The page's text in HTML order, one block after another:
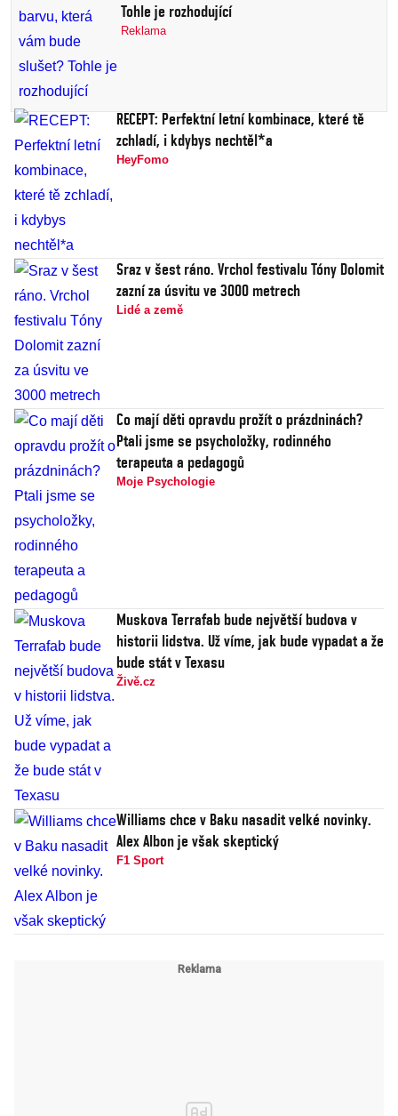
Tohle je rozhodující
Reklama
RECEPT: Perfektní letní kombinace, které tě
zchladí, i kdybys nechtěl*a
HeyFomo
Sraz v šest ráno. Vrchol festivalu Tóny Dolomit
zazní za úsvitu ve 3000 metrech
Lidé a země
Co mají děti opravdu prožít o prázdninách?
Ptali jsme se psycholožky, rodinného
terapeuta a pedagogů
Moje Psychologie
Muskova Terrafab bude největší budova v
historii lidstva. Už víme, jak bude vypadat a že
bude stát v Texasu
Živě.cz
Williams chce v Baku nasadit velké novinky.
Alex Albon je však skeptický
F1 Sport